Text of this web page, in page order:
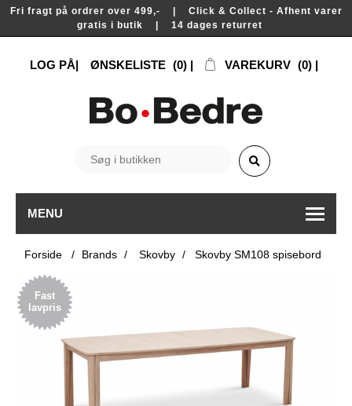
Fri fragt på ordrer over 499,- | Click & Collect - Afhent varer
gratis i butik | 14 dages returret
LOG PÅ ØNSKELISTE (0) VAREKURV (0)
MENU
Forside / Brands / Skovby / Skovby SM108 spisebord
Fast
lavpris